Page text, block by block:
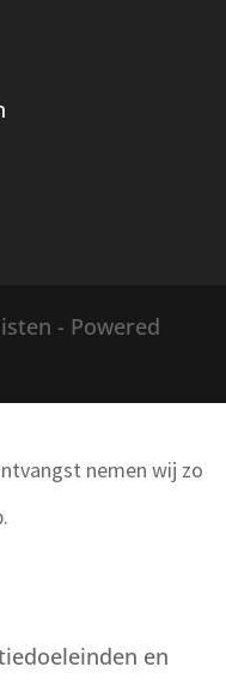
- Powered
nemen wij zo
en